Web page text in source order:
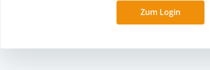
Zum Login